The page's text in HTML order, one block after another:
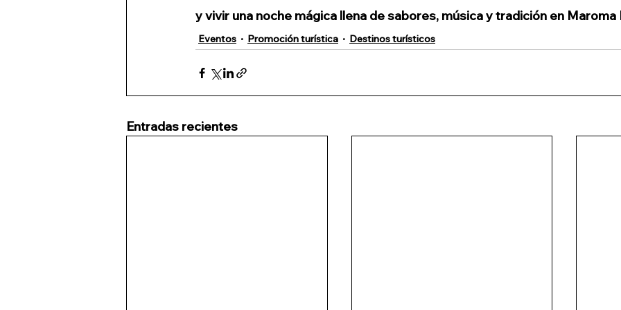
y vivir una noche mágica llena de sabores, música y tradición en Maroma
Eventos Promoción turística Destinos turísticos
Entradas recientes